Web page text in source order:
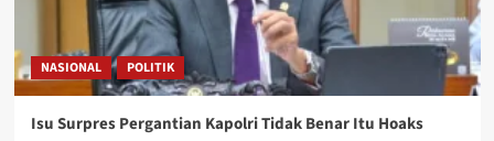
NASIONAL POLITIK
Isu Surpres Pergantian Kapolri Tidak Benar Itu Hoaks